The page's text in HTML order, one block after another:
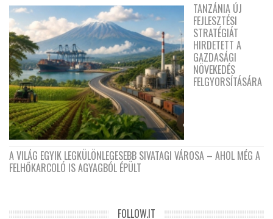
TANZÁNIA ÚJ
FEJLESZTÉSI
STRATÉGIÁT
HIRDETETT A
GAZDASÁGI
NÖVEKEDÉS
FELGYORSÍTÁSÁRA
A VILÁG EGYIK LEGKÜLÖNLEGESEBB SIVATAGI VÁROSA – AHOL MÉG A
FELHŐKARCOLÓ IS AGYAGBÓL ÉPÜLT
FOLLOW.IT